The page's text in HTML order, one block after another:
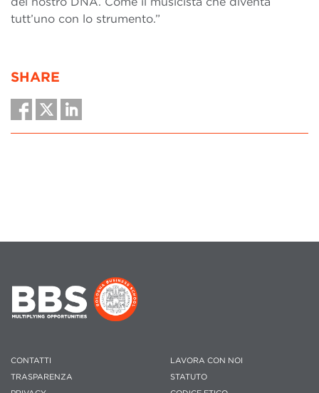
tutt’uno con lo strumento.”
SHARE
CONTATTI
TRASPARENZA
LAVORA CON NOI
STATUTO